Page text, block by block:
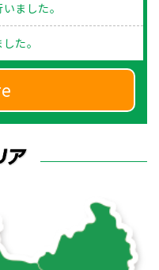
ました。
た。